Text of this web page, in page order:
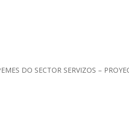
DO SECTOR SERVIZOS –